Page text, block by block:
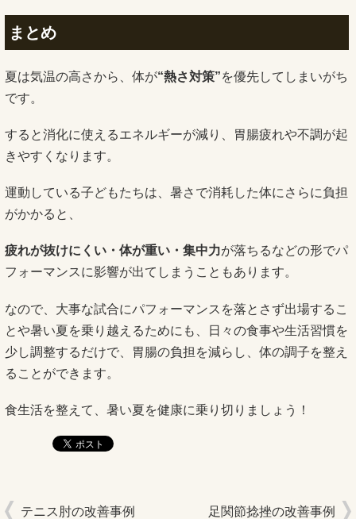
まとめ
夏は気温の高さから、体が“熱さ対策”を優先してしまいがち
です。
すると消化に使えるエネルギーが減り、胃腸疲れや不調が起
きやすくなります。
運動している子どもたちは、暑さで消耗した体にさらに負担
がかかると、
疲れが抜けにくい・体が重い・集中力が落ちるなどの形でパ
フォーマンスに影響が出てしまうこともあります。
なので、大事な試合にパフォーマンスを落とさず出場するこ
とや暑い夏を乗り越えるためにも、日々の食事や生活習慣を
少し調整するだけで、胃腸の負担を減らし、体の調子を整え
ることができます。
食生活を整えて、暑い夏を健康に乗り切りましょう！
テニス肘の改善事例 足関節捻挫の改善事例